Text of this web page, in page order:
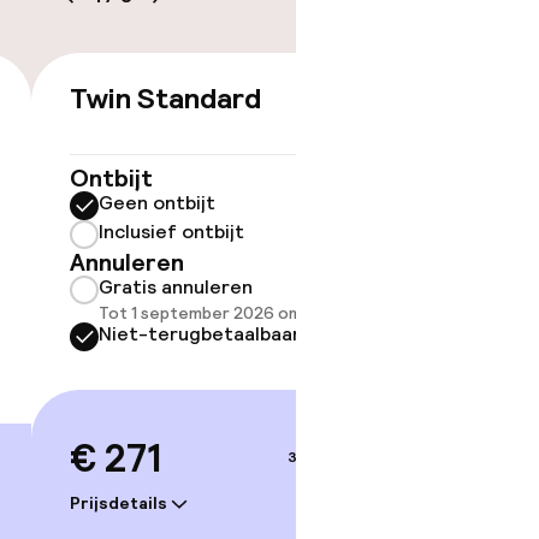
Twin Standard
Ontbijt
Geen ontbijt
Inclusief ontbijt
Annuleren
Gratis annuleren
Tot 1 september 2026 om 21:59
Niet-terugbetaalbaar
€ 271
Prijsdetails
3–4 sep.